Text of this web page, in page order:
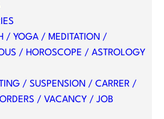
/ YOGA / MEDITATION /
/ HOROSCOPE / ASTROLOGY
/ SUSPENSION / CARRER /
/ VACANCY / JOB